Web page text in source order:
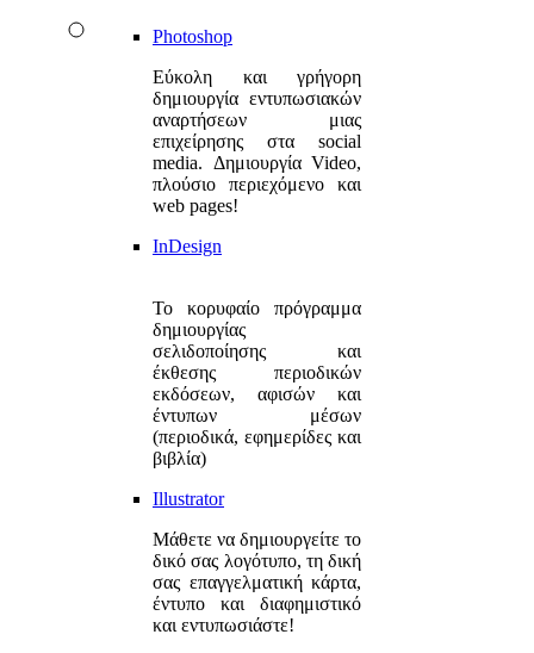
Photoshop
Εύκολη και γρήγορη
δημιουργία εντυπωσιακών
αναρτήσεων μιας
επιχείρησης στα social
media. Δημιουργία Video,
πλούσιο περιεχόμενο και
web pages!
InDesign
Το κορυφαίο πρόγραμμα
δημιουργίας
σελιδοποίησης και
έκθεσης περιοδικών
εκδόσεων, αφισών και
έντυπων μέσων
(περιοδικά, εφημερίδες και
βιβλία)
Illustrator
Μάθετε να δημιουργείτε το
δικό σας λογότυπο, τη δική
σας επαγγελματική κάρτα,
έντυπο και διαφημιστικό
και εντυπωσιάστε!